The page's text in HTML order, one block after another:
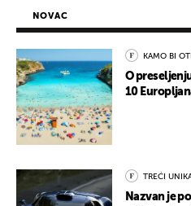
NOVAC
KAMO BI
O
10
TREĆI
Nazvan je